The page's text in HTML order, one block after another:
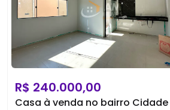
R$ 240.000,00
Casa à venda no bairro Cidade